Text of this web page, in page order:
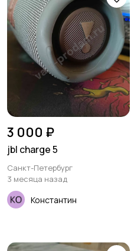
3 000 ₽
jbl charge 5
Санкт-Петербург
3 месяца назад
Константин